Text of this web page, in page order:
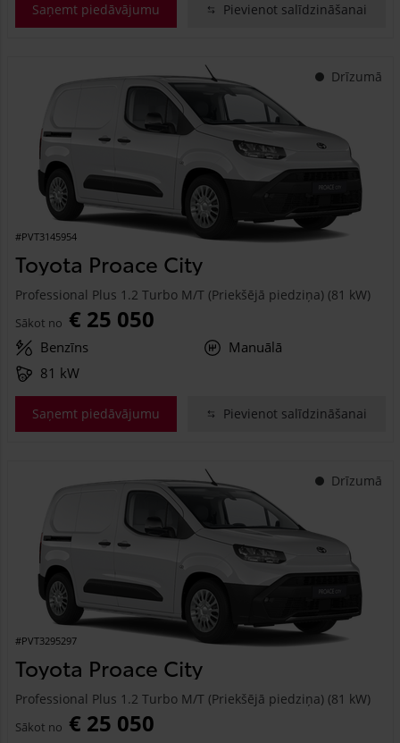
Saņemt piedāvājumu Pievienot salīdzināšanai
Drīzumā
#PVT3145954
Toyota Proace City
Professional Plus 1.2 Turbo M/T (Priekšējā piedziņa) (81 kW)
Sākot no € 25 050
Benzīns
Manuālā
81 kW
Saņemt piedāvājumu Pievienot salīdzināšanai
Drīzumā
#PVT3295297
Toyota Proace City
Professional Plus 1.2 Turbo M/T (Priekšējā piedziņa) (81 kW)
Sākot no € 25 050